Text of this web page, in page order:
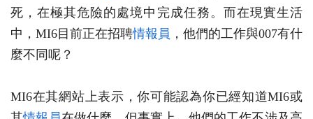
死，在極其危險的處境中完成任務。而在現實生活
中，MI6目前正在招聘情報員 ，他們的工作與007有什
麼不同呢？
MI6在其網站上表示，你可能認為你已經知道MI6或